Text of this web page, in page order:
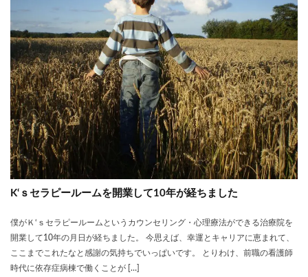
K‘ｓセラピールームを開業して10年が経ちました
僕がＫ‘ｓセラピールームというカウンセリング・心理療法ができる治療院を
開業して10年の月日が経ちました。 今思えば、幸運とキャリアに恵まれて、
ここまでこれたなと感謝の気持ちでいっぱいです。 とりわけ、前職の看護師
時代に依存症病棟で働くことが […]